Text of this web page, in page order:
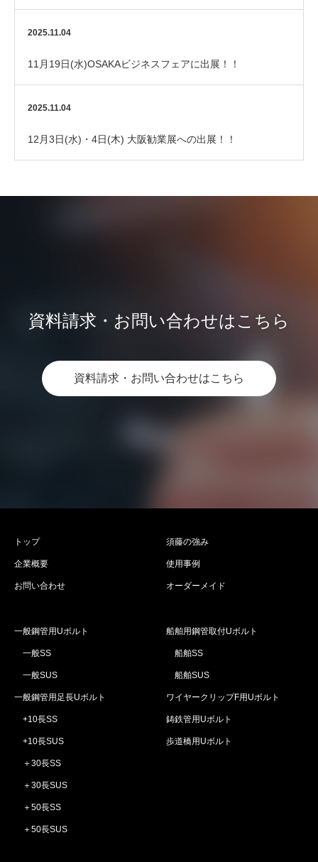
2025.11.04
11月19日(水)OSAKAビジネスフェアに出展！！
2025.11.04
12月3日(水)・4日(木) 大阪勧業展への出展！！
資料請求・お問い合わせはこちら
資料請求・お問い合わせはこちら
トップ
企業概要
お問い合わせ
須藤の強み
使用事例
オーダーメイド
一般鋼管用Uボルト
一般SS
一般SUS
一般鋼管用足長Uボルト
+10長SS
+10長SUS
＋30長SS
＋30長SUS
＋50長SS
＋50長SUS
船舶用鋼管取付Uボルト
船舶SS
船舶SUS
ワイヤークリップF用Uボルト
鋳鉄管用Uボルト
歩道橋用Uボルト